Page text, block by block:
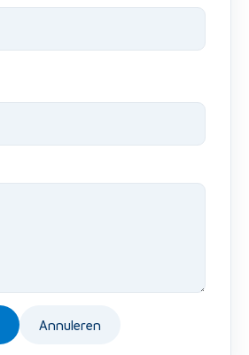
Annuleren